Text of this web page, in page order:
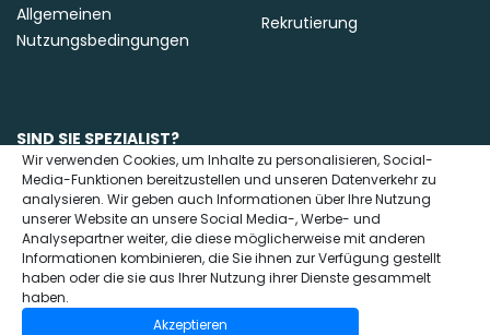
Allgemeinen
Nutzungsbedingungen
Rekrutierung
SIND SIE SPEZIALIST?
Kontaktieren Sie uns
Wir verwenden Cookies, um Inhalte zu personalisieren, Social-
Media-Funktionen bereitzustellen und unseren Datenverkehr zu
analysieren. Wir geben auch Informationen über Ihre Nutzung
unserer Website an unsere Social Media-, Werbe- und
Analysepartner weiter, die diese möglicherweise mit anderen
Informationen kombinieren, die Sie ihnen zur Verfügung gestellt
haben oder die sie aus Ihrer Nutzung ihrer Dienste gesammelt
haben.
Akzeptieren